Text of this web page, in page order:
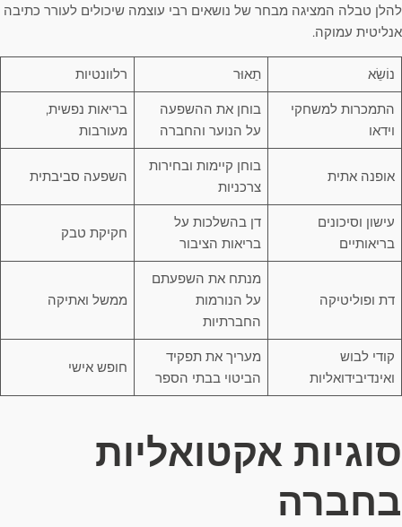
להלן טבלה המציגה מבחר של נושאים רבי עוצמה שיכולים לעורר כתיבה
אנליטית עמוקה.
נוֹשֵׂא תֵאוּר רלוונטיות
התמכרות למשחקי
וידאו
בוחן את ההשפעה
על הנוער והחברה
בריאות נפשית,
מעורבות
אופנה אתית
בוחן קיימות ובחירות
צרכניות
השפעה סביבתית
עישון וסיכונים
בריאותיים
דן בהשלכות על
בריאות הציבור
חקיקת טבק
דת ופוליטיקה
מנתח את השפעתם
על הנורמות
החברתיות
ממשל ואתיקה
קודי לבוש
ואינדיבידואליות
מעריך את תפקיד
הביטוי בבתי הספר
חופש אישי
סוגיות אקטואליות
בחברה